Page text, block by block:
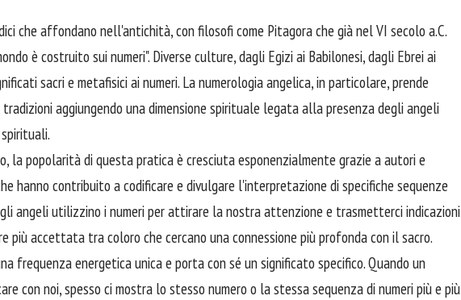
che affondano nell'antichità, con filosofi come Pitagora che già nel VI secolo a.C.
è costruito sui numeri". Diverse culture, dagli Egizi ai Babilonesi, dagli Ebrei ai
sacri e metafisici ai numeri. La numerologia angelica, in particolare, prende
aggiungendo una dimensione spirituale legata alla presenza degli angeli
la popolarità di questa pratica è cresciuta esponenzialmente grazie a autori e
hanno contribuito a codificare e divulgare l'interpretazione di specifiche sequenze
gli angeli utilizzino i numeri per attirare la nostra attenzione e trasmetterci indicazioni
più accettata tra coloro che cercano una connessione più profonda con il sacro.
frequenza energetica unica e porta con sé un significato specifico. Quando un
con noi, spesso ci mostra lo stesso numero o la stessa sequenza di numeri più e più